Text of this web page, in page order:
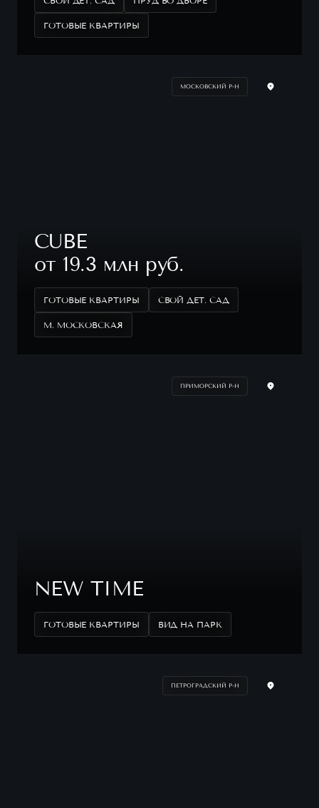
ГОТОВЫЕ КВАРТИРЫ
МОСКОВСКИЙ Р-Н
CUBE
от 19.3 млн руб.
ГОТОВЫЕ КВАРТИРЫ СВОЙ ДЕТ. САД
М. МОСКОВСКАЯ
ПРИМОРСКИЙ Р-Н
NEW TIME
ГОТОВЫЕ КВАРТИРЫ ВИД НА ПАРК
ПЕТРОГРАДСКИЙ Р-Н